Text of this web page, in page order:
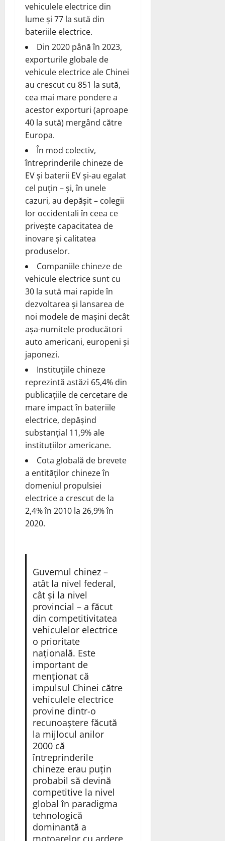
vehiculele electrice din
lume şi 77 la sută din
bateriile electrice.
Din 2020 până în 2023,
exporturile globale de
vehicule electrice ale Chinei
au crescut cu 851 la sută,
cea mai mare pondere a
acestor exporturi (aproape
40 la sută) mergând către
Europa.
În mod colectiv,
întreprinderile chineze de
EV și baterii EV și-au egalat
cel puțin – și, în unele
cazuri, au depășit – colegii
lor occidentali în ceea ce
privește capacitatea de
inovare și calitatea
produselor.
Companiile chineze de
vehicule electrice sunt cu
30 la sută mai rapide în
dezvoltarea și lansarea de
noi modele de mașini decât
așa-numitele producători
auto americani, europeni și
japonezi.
Instituțiile chineze
reprezintă astăzi 65,4% din
publicațiile de cercetare de
mare impact în bateriile
electrice, depășind
substanțial 11,9% ale
instituțiilor americane.
Cota globală de brevete
a entităților chineze în
domeniul propulsiei
electrice a crescut de la
2,4% în 2010 la 26,9% în
2020.
Guvernul chinez –
atât la nivel federal,
cât și la nivel
provincial – a făcut
din competitivitatea
vehiculelor electrice
o prioritate
națională. Este
important de
menționat că
impulsul Chinei către
vehiculele electrice
provine dintr-o
recunoaștere făcută
la mijlocul anilor
2000 că
întreprinderile
chineze erau puțin
probabil să devină
competitive la nivel
global în paradigma
tehnologică
dominantă a
motoarelor cu ardere